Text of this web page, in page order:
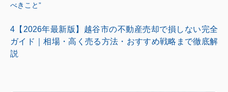
べきこと”
4 【2026年最新版】越谷市の不動産売却で損しない完全
ガイド｜相場・高く売る方法・おすすめ戦略まで徹底解
説